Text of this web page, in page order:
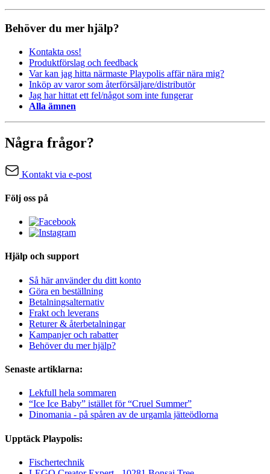
Behöver du mer hjälp?
Kontakta oss!
Produktförslag och feedback
Var kan jag hitta närmaste Playpolis affär nära mig?
Inköp av varor som återförsäljare/distributör
Jag har hittat ett fel/något som inte fungerar
Alla ämnen
Några frågor?
Kontakt via e-post
Följ oss på
Hjälp och support
Så här använder du ditt konto
Göra en beställning
Betalningsalternativ
Frakt och leverans
Returer & återbetalningar
Kampanjer och rabatter
Behöver du mer hjälp?
Senaste artiklarna:
Lekfull hela sommaren
“Ice Ice Baby” istället för “Cruel Summer”
Dinomania - på spåren av de urgamla jätteödlorna
Upptäck Playpolis:
Fischertechnik